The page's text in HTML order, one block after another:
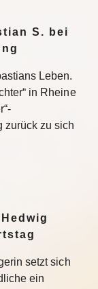
S. bei
Leben.
in Rheine
zurück zu sich
setzt sich
ein